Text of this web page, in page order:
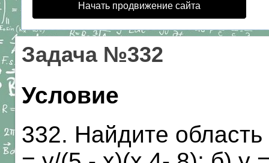
Начать продвижение сайта
Задача №332
Условие
332. Найдите